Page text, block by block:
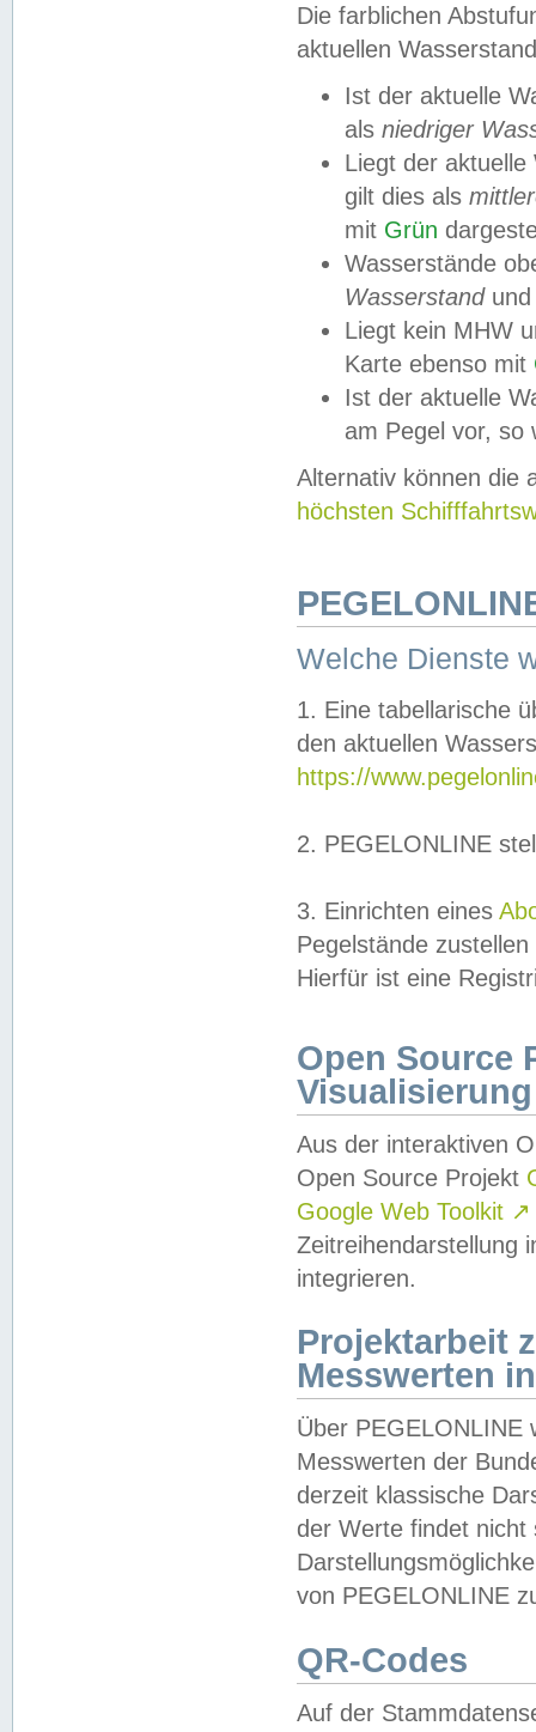
Die farblichen
aktuellen
Ist der aktuelle
als niedriger
Liegt der
gilt dies als
mit Grün
Wasserstände
Wasserstandund
Liegt kein MHW
Karte ebenso mit
Ist der aktuelle
am Pegel vor,
Alternativ können die
höchsten
Welche Dienste
1. Eine tabellarische
den aktuellen
https://
2. PEGELONLINE
3. Einrichten eines
Pegelstände
Hierfür ist eine
Open Source
Visualisierung
Aus der interaktiven
Open Source Projekt
Google Web Toolkit ↗
Zeitreihendarstellung
integrieren.
Projektarbeit
Messwerten
Über PEGELONLINE
Messwerten der
derzeit klassische
der Werte findet
von PEGELONLINE
QR-Codes
Auf der